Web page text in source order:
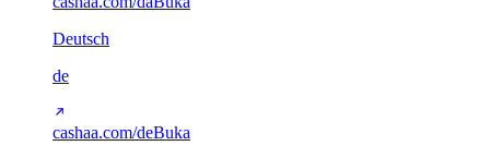
Deutsch
de
cashaa.com/deBuka